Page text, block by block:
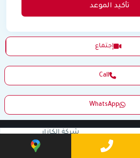
تأكيد الموعد
إجتماع
Call
WhatsApp
شركة الكازار
للتطوير العقاري
Developments